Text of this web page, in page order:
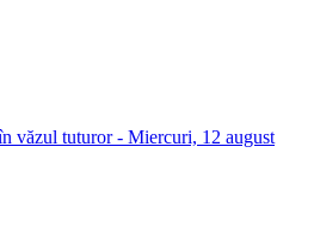
văzul tuturor - Miercuri, 12 august